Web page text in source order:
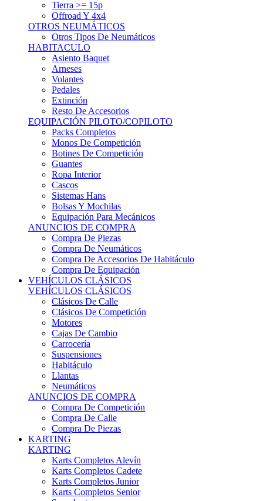
OTROS NEUMÁTICOS
Otros Tipos De Neumáticos
HABITACULO
Asiento Baquet
Arneses
Volantes
Pedales
Extinción
Resto De Accesorios
EQUIPACIÓN PILOTO/COPILOTO
Packs Completos
Monos De Competición
Botines De Competición
Guantes
Ropa Interior
Cascos
Sistemas Hans
Bolsas Y Mochilas
Equipación Para Mecánicos
ANUNCIOS DE COMPRA
Compra De Piezas
Compra De Neumáticos
Compra De Accesorios De Habitáculo
Compra De Equipación
VEHÍCULOS CLÁSICOS
VEHÍCULOS CLÁSICOS
Clásicos De Calle
Clásicos De Competición
Motores
Cajas De Cambio
Carrocería
Suspensiones
Habitáculo
Llantas
Neumáticos
ANUNCIOS DE COMPRA
Compra De Competición
Compra De Calle
Compra De Piezas
KARTING
KARTING
Karts Completos Alevín
Karts Completos Cadete
Karts Completos Junior
Karts Completos Senior
Superkart
Karts Completos Hobbye